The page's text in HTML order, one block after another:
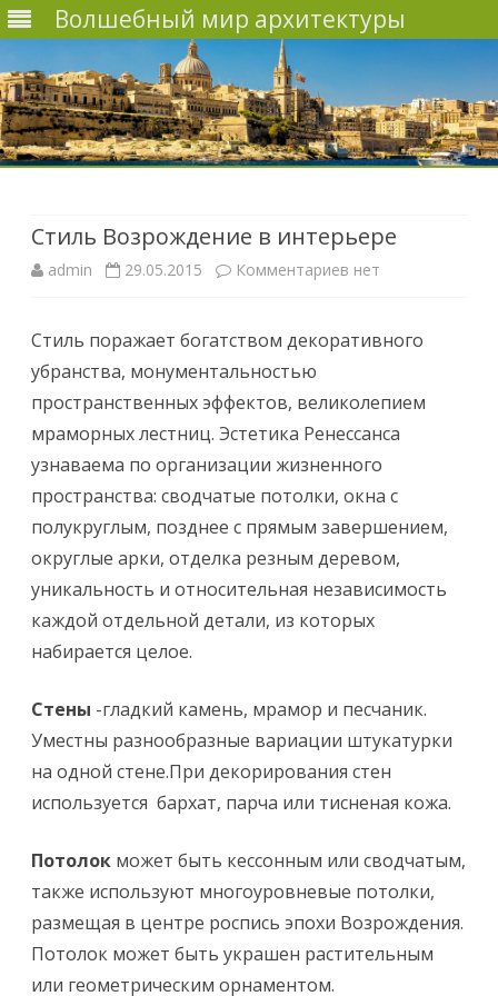
Волшебный мир архитектуры
Стиль Возрождение в интерьере
admin 29.05.2015 Комментариев к
а
и
с
и
т
и
В
о
з
р
о
ж
нет
Стиль поражает богатством декоративного
убранства, монументальностью
пространственных эффектов, великолепием
мраморных лестниц. Эстетика Ренессанса
узнаваема по организации жизненного
пространства: сводчатые потолки, окна с
полукруглым, позднее с прямым завершением,
округлые арки, отделка резным деревом,
уникальность и относительная независимость
каждой отдельной детали, из которых
набирается целое.
Стены -гладкий камень, мрамор и песчаник.
Уместны разнообразные вариации штукатурки
на одной стене.При декорирования стен
используется бархат, парча или тисненая кожа.
Потолок может быть кессонным или сводчатым,
также используют многоуровневые потолки,
размещая в центре роспись эпохи Возрождения.
Потолок может быть украшен растительным
или геометрическим орнаментом.